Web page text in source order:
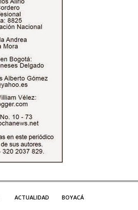
ACTUALIDAD
BOYACÁ